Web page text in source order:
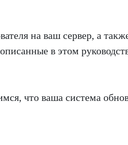
на ваш сервер, а
в этом
что ваша система